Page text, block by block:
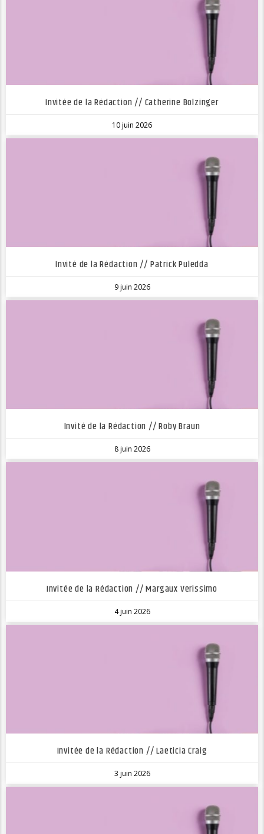
Invitée de la Rédaction // Catherine Bolzinger
10 juin 2026
Invité de la Rédaction // Patrick Puledda
9 juin 2026
Invité de la Rédaction // Roby Braun
8 juin 2026
Invitée de la Rédaction // Margaux Verissimo
4 juin 2026
Invitée de la Rédaction // Laeticia Craig
3 juin 2026